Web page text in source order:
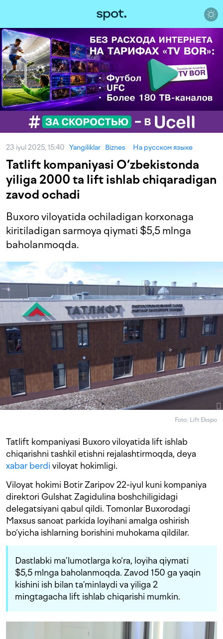
23 iyul 2025, 15:40 Yangiliklar Biznes На русском языке
Tatlift kompaniyasi O‘zbekistonda
yiliga 2000 ta lift ishlab chiqaradigan
zavod ochadi
Buxoro viloyatida ochiladigan korxonaga
kiritiladigan sarmoya qiymati $5,5 mlnga
baholanmoqda.
Foto: Lift Ekspo
Tatlift kompaniyasi Buxoro viloyatida lift ishlab
chiqarishni tashkil etishni rejalashtirmoqda, deya
xabar berdi viloyat hokimligi.
Viloyat hokimi Botir Zaripov 22-iyul kuni kompaniya
direktori Gulshat Zagidulina boshchiligidagi
delegatsiyani qabul qildi. Tomonlar Buxorodagi
Maxsus sanoat parkida loyihani amalga oshirish
bo‘yicha ishlarning borishini muhokama qildilar.
Dastlabki ma’lumotlarga ko‘ra, loyiha qiymati
$5,5 mlnga baholanmoqda. Zavod 150 ga yaqin
kishini ish bilan ta’minlaydi va yiliga 2
mingtagacha lift ishlab chiqarishi mumkin.